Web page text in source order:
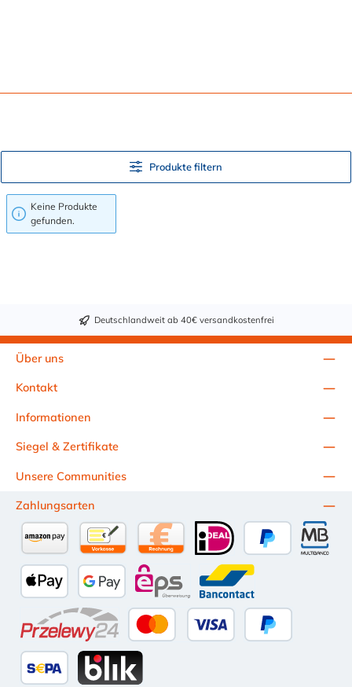
Produkte filtern
Keine Produkte
gefunden.
Deutschlandweit ab 40€ versandkostenfrei
Über uns
Kontakt
Informationen
Unsere Communities
Siegel & Zertifikate
Zahlungsarten
Kauf auf Rechnung (10 Tage Netto)
iDEAL
Apple Pay Google Pay eps Bancontact
Przelewy24
Amazon PayVorkasse per Überweisung